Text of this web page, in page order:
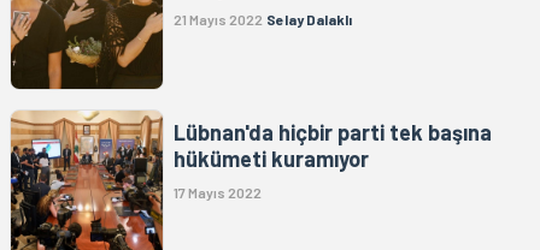
21 Mayıs 2022 Selay Dalaklı
Lübnan'da hiçbir parti tek başına
hükümeti kuramıyor
17 Mayıs 2022